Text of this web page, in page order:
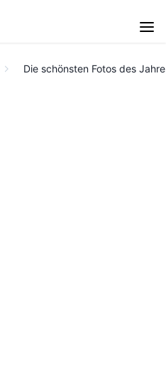
Die schönsten Fotos des